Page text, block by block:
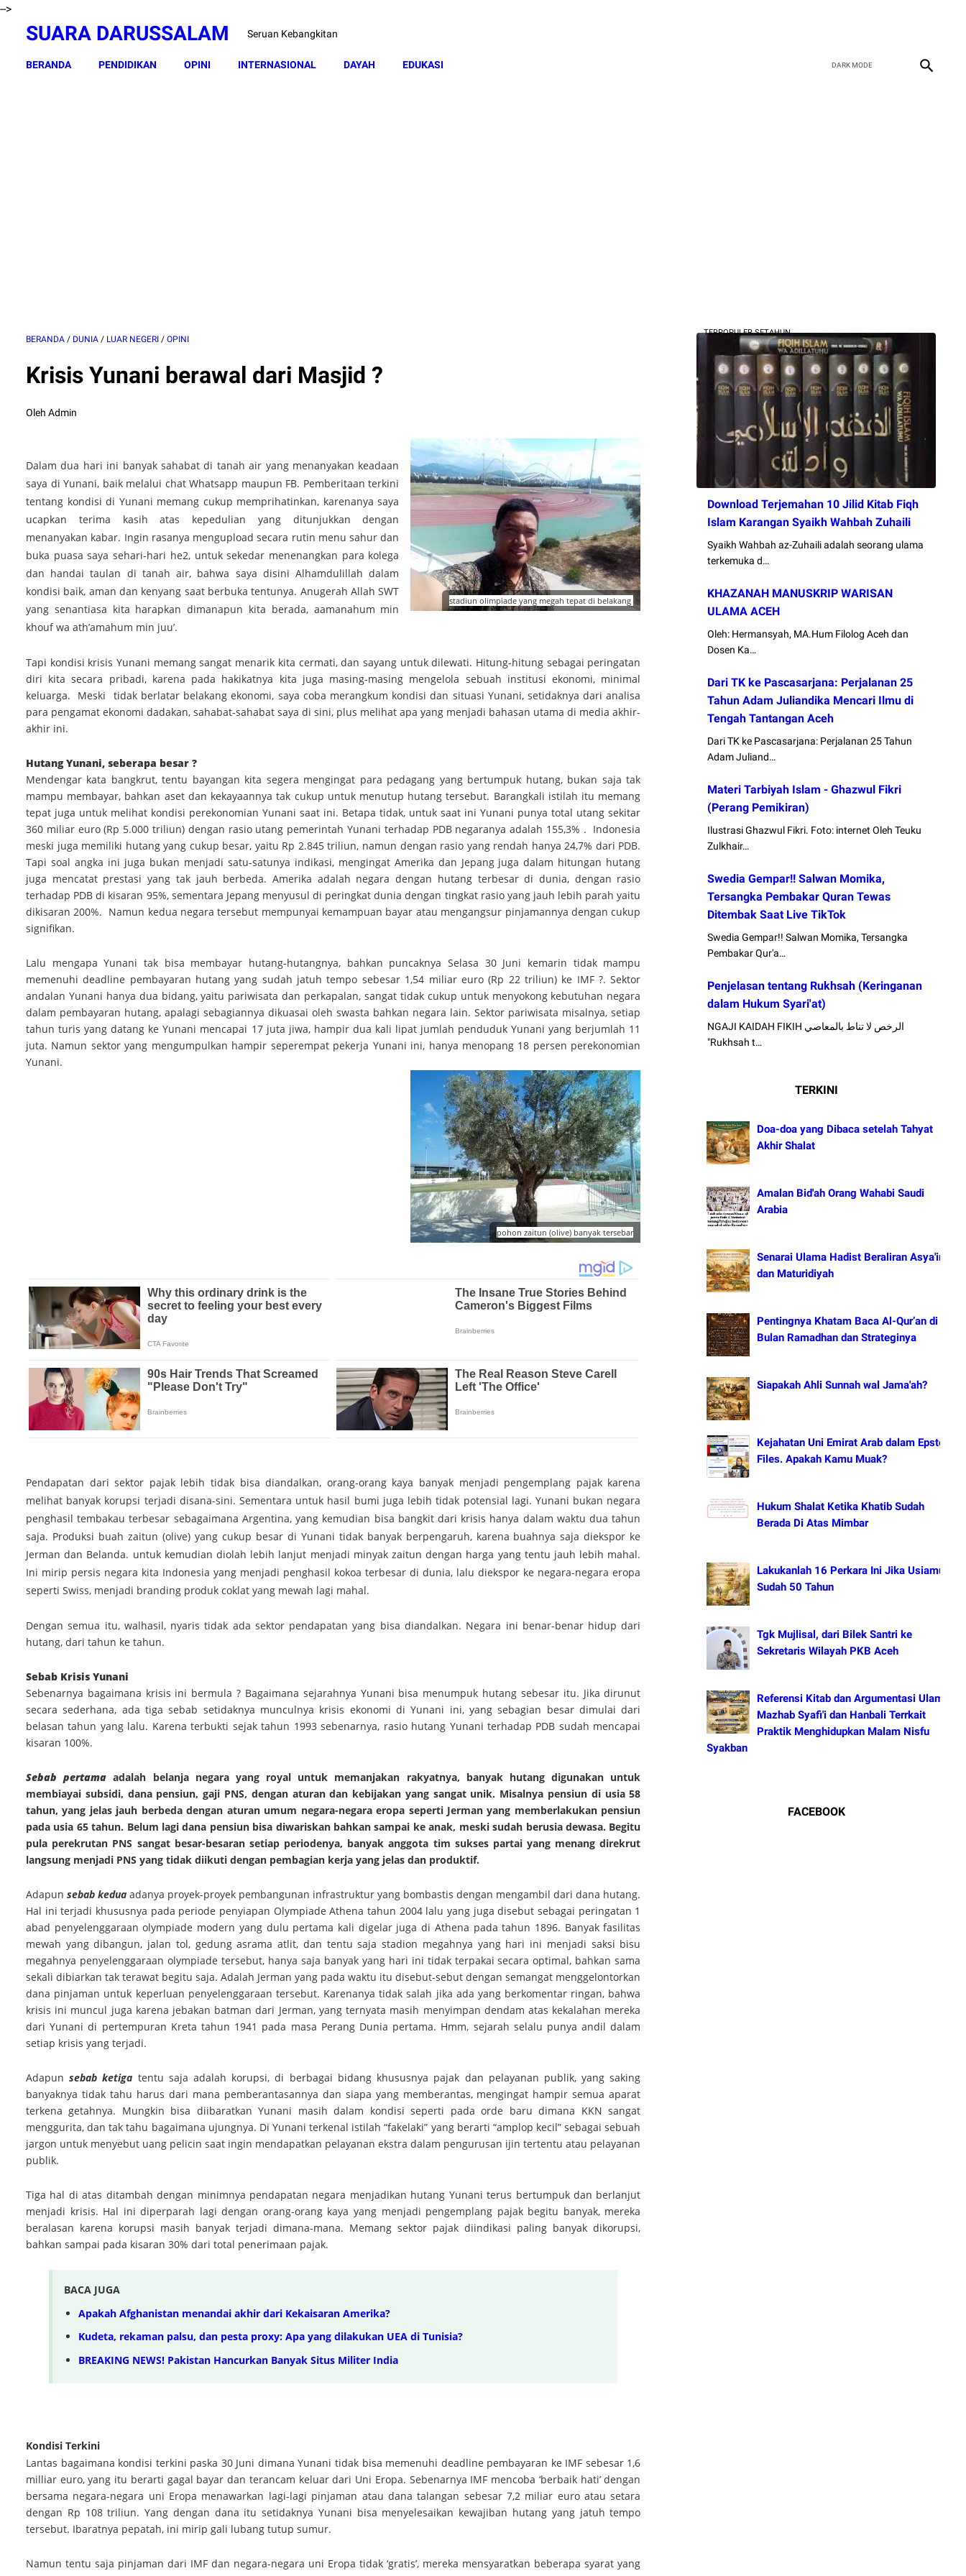
-->
SUARA DARUSSALAM Seruan Kebangkitan
BERANDA PENDIDIKAN OPINI INTERNASIONAL DAYAH EDUKASI
BERANDA / DUNIA / LUAR NEGERI / OPINI
Krisis Yunani berawal dari Masjid ?
Oleh Admin
stadiun olimpiade yang megah tepat di belakang
Dalam dua hari ini banyak sahabat di tanah air yang menanyakan keadaan
saya di Yunani, baik melalui chat Whatsapp maupun FB. Pemberitaan terkini
tentang kondisi di Yunani memang cukup memprihatinkan, karenanya saya
ucapkan terima kasih atas kepedulian yang ditunjukkan dengan
menanyakan kabar. Ingin rasanya mengupload secara rutin menu sahur dan
buka puasa saya sehari-hari he2, untuk sekedar menenangkan para kolega
dan handai taulan di tanah air, bahwa saya disini Alhamdulillah dalam
kondisi baik, aman dan kenyang saat berbuka tentunya. Anugerah Allah SWT
yang senantiasa kita harapkan dimanapun kita berada, aamanahum min
khouf wa ath’amahum min juu’.
Tapi kondisi krisis Yunani memang sangat menarik kita cermati, dan sayang untuk dilewati. Hitung-hitung sebagai peringatan
diri kita secara pribadi, karena pada hakikatnya kita juga masing-masing mengelola sebuah institusi ekonomi, minimal
keluarga. Meski tidak berlatar belakang ekonomi, saya coba merangkum kondisi dan situasi Yunani, setidaknya dari analisa
para pengamat ekonomi dadakan, sahabat-sahabat saya di sini, plus melihat apa yang menjadi bahasan utama di media akhir-
akhir ini.
Hutang Yunani, seberapa besar ?
Mendengar kata bangkrut, tentu bayangan kita segera mengingat para pedagang yang bertumpuk hutang, bukan saja tak
mampu membayar, bahkan aset dan kekayaannya tak cukup untuk menutup hutang tersebut. Barangkali istilah itu memang
tepat juga untuk melihat kondisi perekonomian Yunani saat ini. Betapa tidak, untuk saat ini Yunani punya total utang sekitar
360 miliar euro (Rp 5.000 triliun) dengan rasio utang pemerintah Yunani terhadap PDB negaranya adalah 155,3% . Indonesia
meski juga memiliki hutang yang cukup besar, yaitu Rp 2.845 triliun, namun dengan rasio yang rendah hanya 24,7% dari PDB.
Tapi soal angka ini juga bukan menjadi satu-satunya indikasi, mengingat Amerika dan Jepang juga dalam hitungan hutang
juga mencatat prestasi yang tak jauh berbeda. Amerika adalah negara dengan hutang terbesar di dunia, dengan rasio
terhadap PDB di kisaran 95%, sementara Jepang menyusul di peringkat dunia dengan tingkat rasio yang jauh lebih parah yaitu
dikisaran 200%. Namun kedua negara tersebut mempunyai kemampuan bayar atau mengangsur pinjamannya dengan cukup
signifikan.
Lalu mengapa Yunani tak bisa membayar hutang-hutangnya, bahkan puncaknya Selasa 30 Juni kemarin tidak mampu
memenuhi deadline pembayaran hutang yang sudah jatuh tempo sebesar 1,54 miliar euro (Rp 22 triliun) ke IMF ?. Sektor
andalan Yunani hanya dua bidang, yaitu pariwisata dan perkapalan, sangat tidak cukup untuk menyokong kebutuhan negara
dalam pembayaran hutang, apalagi sebagiannya dikuasai oleh swasta bahkan negara lain. Sektor pariwisata misalnya, setiap
tahun turis yang datang ke Yunani mencapai 17 juta jiwa, hampir dua kali lipat jumlah penduduk Yunani yang berjumlah 11
juta. Namun sektor yang mengumpulkan hampir seperempat pekerja Yunani ini, hanya menopang 18 persen perekonomian
Yunani.
pohon zaitun (olive) banyak tersebar
Pendapatan dari sektor pajak lebih tidak bisa diandalkan, orang-orang kaya banyak menjadi pengemplang pajak karena
melihat banyak korupsi terjadi disana-sini. Sementara untuk hasil bumi juga lebih tidak potensial lagi. Yunani bukan negara
penghasil tembakau terbesar sebagaimana Argentina, yang kemudian bisa bangkit dari krisis hanya dalam waktu dua tahun
saja. Produksi buah zaitun (olive) yang cukup besar di Yunani tidak banyak berpengaruh, karena buahnya saja diekspor ke
Jerman dan Belanda. untuk kemudian diolah lebih lanjut menjadi minyak zaitun dengan harga yang tentu jauh lebih mahal.
Ini mirip persis negara kita Indonesia yang menjadi penghasil kokoa terbesar di dunia, lalu diekspor ke negara-negara eropa
seperti Swiss, menjadi branding produk coklat yang mewah lagi mahal.
Dengan semua itu, walhasil, nyaris tidak ada sektor pendapatan yang bisa diandalkan. Negara ini benar-benar hidup dari
hutang, dari tahun ke tahun.
Sebab Krisis Yunani
Sebenarnya bagaimana krisis ini bermula ? Bagaimana sejarahnya Yunani bisa menumpuk hutang sebesar itu. Jika dirunut
secara sederhana, ada tiga sebab setidaknya munculnya krisis ekonomi di Yunani ini, yang sebagian besar dimulai dari
belasan tahun yang lalu. Karena terbukti sejak tahun 1993 sebenarnya, rasio hutang Yunani terhadap PDB sudah mencapai
kisaran 100%.
Sebab pertama adalah belanja negara yang royal untuk memanjakan rakyatnya, banyak hutang digunakan untuk
membiayai subsidi, dana pensiun, gaji PNS, dengan aturan dan kebijakan yang sangat unik. Misalnya pensiun di usia 58
tahun, yang jelas jauh berbeda dengan aturan umum negara-negara eropa seperti Jerman yang memberlakukan pensiun
pada usia 65 tahun. Belum lagi dana pensiun bisa diwariskan bahkan sampai ke anak, meski sudah berusia dewasa. Begitu
pula perekrutan PNS sangat besar-besaran setiap periodenya, banyak anggota tim sukses partai yang menang direkrut
langsung menjadi PNS yang tidak diikuti dengan pembagian kerja yang jelas dan produktif.
Adapunsebab kedua adanya proyek-proyek pembangunan infrastruktur yang bombastis dengan mengambil dari dana hutang.
Hal ini terjadi khususnya pada periode penyiapan Olympiade Athena tahun 2004 lalu yang juga disebut sebagai peringatan 1
abad penyelenggaraan olympiade modern yang dulu pertama kali digelar juga di Athena pada tahun 1896. Banyak fasilitas
mewah yang dibangun, jalan tol, gedung asrama atlit, dan tentu saja stadion megahnya yang hari ini menjadi saksi bisu
megahnya penyelenggaraan olympiade tersebut, hanya saja banyak yang hari ini tidak terpakai secara optimal, bahkan sama
sekali dibiarkan tak terawat begitu saja. Adalah Jerman yang pada waktu itu disebut-sebut dengan semangat menggelontorkan
dana pinjaman untuk keperluan penyelenggaraan tersebut. Karenanya tidak salah jika ada yang berkomentar ringan, bahwa
krisis ini muncul juga karena jebakan batman dari Jerman, yang ternyata masih menyimpan dendam atas kekalahan mereka
dari Yunani di pertempuran Kreta tahun 1941 pada masa Perang Dunia pertama. Hmm, sejarah selalu punya andil dalam
setiap krisis yang terjadi.
Adapunsebab ketiga tentu saja adalah korupsi, di berbagai bidang khususnya pajak dan pelayanan publik, yang saking
banyaknya tidak tahu harus dari mana pemberantasannya dan siapa yang memberantas, mengingat hampir semua aparat
terkena getahnya. Mungkin bisa diibaratkan Yunani masih dalam kondisi seperti pada orde baru dimana KKN sangat
menggurita, dan tak tahu bagaimana ujungnya. Di Yunani terkenal istilah “fakelaki” yang berarti “amplop kecil” sebagai sebuah
jargon untuk menyebut uang pelicin saat ingin mendapatkan pelayanan ekstra dalam pengurusan ijin tertentu atau pelayanan
publik.
Tiga hal di atas ditambah dengan minimnya pendapatan negara menjadikan hutang Yunani terus bertumpuk dan berlanjut
menjadi krisis. Hal ini diperparah lagi dengan orang-orang kaya yang menjadi pengemplang pajak begitu banyak, mereka
beralasan karena korupsi masih banyak terjadi dimana-mana. Memang sektor pajak diindikasi paling banyak dikorupsi,
bahkan sampai pada kisaran 30% dari total penerimaan pajak.
BACA JUGA
Apakah Afghanistan menandai akhir dari Kekaisaran Amerika?
Kudeta, rekaman palsu, dan pesta proxy: Apa yang dilakukan UEA di Tunisia?
BREAKING NEWS! Pakistan Hancurkan Banyak Situs Militer India
Kondisi Terkini
Lantas bagaimana kondisi terkini paska 30 Juni dimana Yunani tidak bisa memenuhi deadline pembayaran ke IMF sebesar 1,6
milliar euro, yang itu berarti gagal bayar dan terancam keluar dari Uni Eropa. Sebenarnya IMF mencoba ‘berbaik hati’ dengan
bersama negara-negara uni Eropa menawarkan lagi-lagi pinjaman atau dana talangan sebesar 7,2 miliar euro atau setara
dengan Rp 108 triliun. Yang dengan dana itu setidaknya Yunani bisa menyelesaikan kewajiban hutang yang jatuh tempo
tersebut. Ibaratnya pepatah, ini mirip gali lubang tutup sumur.
Namun tentu saja pinjaman dari IMF dan negara-negara uni Eropa tidak ‘gratis’, mereka mensyaratkan beberapa syarat yang
TERPOPULER SETAHUN
Download Terjemahan 10 Jilid Kitab Fiqh
Islam Karangan Syaikh Wahbah Zuhaili
Syaikh Wahbah az-Zuhaili adalah seorang ulama
terkemuka d…
KHAZANAH MANUSKRIP WARISAN
ULAMA ACEH
Oleh: Hermansyah, MA.Hum Filolog Aceh dan
Dosen Ka…
Dari TK ke Pascasarjana: Perjalanan 25
Tahun Adam Juliandika Mencari Ilmu di
Tengah Tantangan Aceh
Dari TK ke Pascasarjana: Perjalanan 25 Tahun
Adam Juliand…
Materi Tarbiyah Islam - Ghazwul Fikri
(Perang Pemikiran)
Ilustrasi Ghazwul Fikri. Foto: internet Oleh Teuku
Zulkhair…
Swedia Gempar!! Salwan Momika,
Tersangka Pembakar Quran Tewas
Ditembak Saat Live TikTok
Swedia Gempar!! Salwan Momika, Tersangka
Pembakar Qur'a…
Penjelasan tentang Rukhsah (Keringanan
dalam Hukum Syari'at)
NGAJI KAIDAH FIKIH الرخص لا تناط بالمعاصي
"Rukhsah t…
TERKINI
Doa-doa yang Dibaca setelah Tahyat
Akhir Shalat
Amalan Bid'ah Orang Wahabi Saudi
Arabia
Senarai Ulama Hadist Beraliran Asya'irah
dan Maturidiyah
Pentingnya Khatam Baca Al-Qur’an di
Bulan Ramadhan dan Strateginya
Siapakah Ahli Sunnah wal Jama'ah?
Kejahatan Uni Emirat Arab dalam Epstein
Files. Apakah Kamu Muak?
Hukum Shalat Ketika Khatib Sudah
Berada Di Atas Mimbar
Lakukanlah 16 Perkara Ini Jika Usiamu
Sudah 50 Tahun
Tgk Mujlisal, dari Bilek Santri ke
Sekretaris Wilayah PKB Aceh
Referensi Kitab dan Argumentasi Ulama
Mazhab Syafi'i dan Hanbali Terrkait
Praktik Menghidupkan Malam Nisfu
Syakban
FACEBOOK